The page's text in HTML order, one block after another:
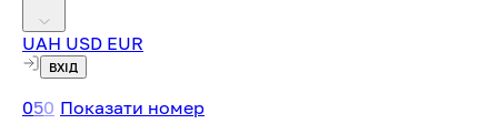
UAH USD EUR
ВХІД
050 Показати номер